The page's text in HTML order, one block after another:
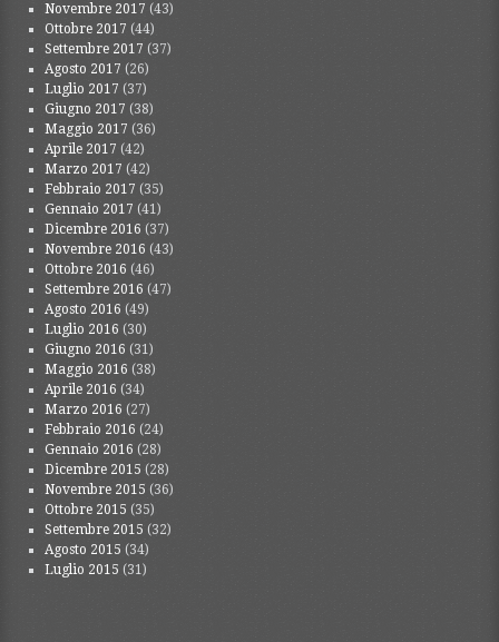
Novembre 2017 (43)
Ottobre 2017 (44)
Settembre 2017 (37)
Agosto 2017 (26)
Luglio 2017 (37)
Giugno 2017 (38)
Maggio 2017 (36)
Aprile 2017 (42)
Marzo 2017 (42)
Febbraio 2017 (35)
Gennaio 2017 (41)
Dicembre 2016 (37)
Novembre 2016 (43)
Ottobre 2016 (46)
Settembre 2016 (47)
Agosto 2016 (49)
Luglio 2016 (30)
Giugno 2016 (31)
Maggio 2016 (38)
Aprile 2016 (34)
Marzo 2016 (27)
Febbraio 2016 (24)
Gennaio 2016 (28)
Dicembre 2015 (28)
Novembre 2015 (36)
Ottobre 2015 (35)
Settembre 2015 (32)
Agosto 2015 (34)
Luglio 2015 (31)